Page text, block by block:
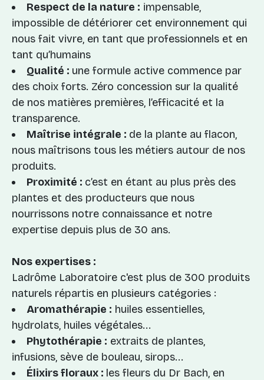
Respect de la nature : impensable,
impossible de détériorer cet environnement qui
nous fait vivre, en tant que professionnels et en
tant qu’humains
Qualité : une formule active commence par
des choix forts. Zéro concession sur la qualité
de nos matières premières, l’efficacité et la
transparence.
Maîtrise intégrale : de la plante au flacon,
nous maîtrisons tous les métiers autour de nos
produits.
Proximité : c’est en étant au plus près des
plantes et des producteurs que nous
nourrissons notre connaissance et notre
expertise depuis plus de 30 ans.
Nos expertises :
Ladrôme Laboratoire c'est plus de 300 produits
naturels répartis en plusieurs catégories :
Aromathérapie : huiles essentielles,
hydrolats, huiles végétales...
Phytothérapie : extraits de plantes,
infusions, sève de bouleau, sirops...
Élixirs floraux : les fleurs du Dr Bach, en